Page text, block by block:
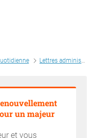
Lettres administratives
un majeur
et vous